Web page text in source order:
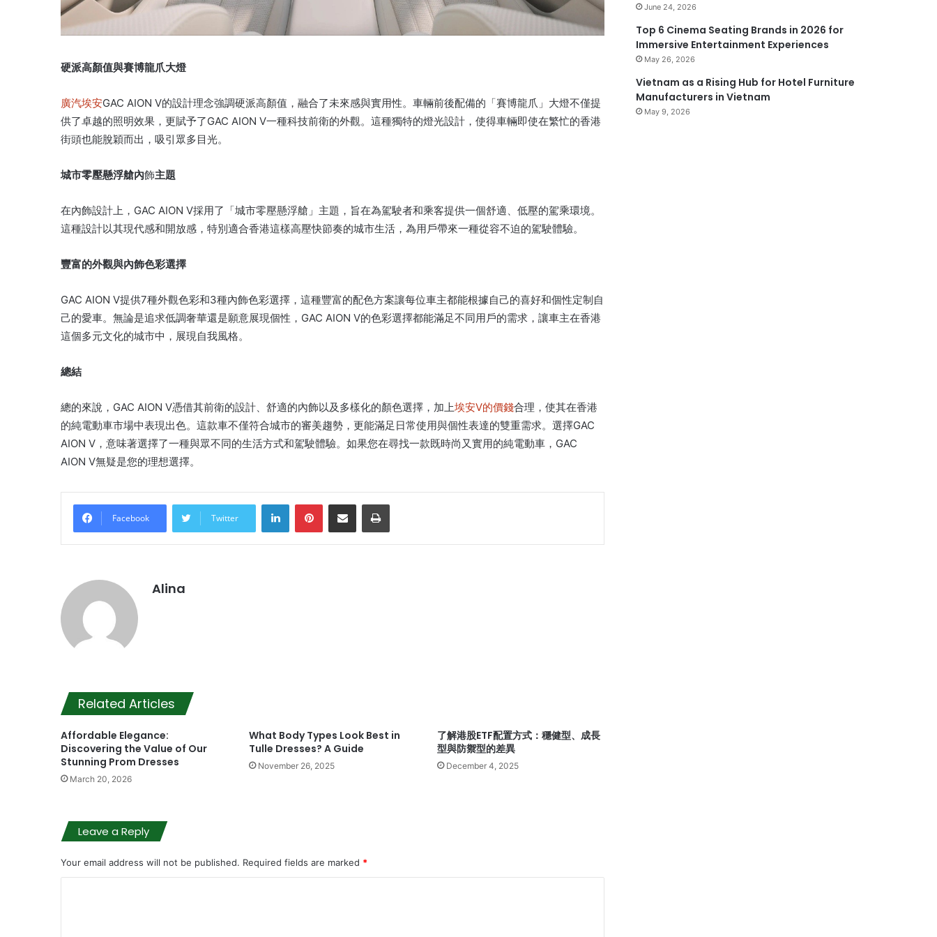
硬派高顏值與賽博龍爪大燈
廣汽埃安GAC AION V的設計理念強調硬派高顏值，融合了未來感與實用性。車輛前後配備的「賽博龍爪」大燈不僅提
供了卓越的照明效果，更賦予了GAC AION V一種科技前衛的外觀。這種獨特的燈光設計，使得車輛即使在繁忙的香港
街頭也能脫穎而出，吸引眾多目光。
城市零壓懸浮艙內飾主題
在內飾設計上，GAC AION V採用了「城市零壓懸浮艙」主題，旨在為駕駛者和乘客提供一個舒適、低壓的駕乘環境。
這種設計以其現代感和開放感，特別適合香港這樣高壓快節奏的城市生活，為用戶帶來一種從容不迫的駕駛體驗。
豐富的外觀與內飾色彩選擇
GAC AION V提供7種外觀色彩和3種內飾色彩選擇，這種豐富的配色方案讓每位車主都能根據自己的喜好和個性定制自
己的愛車。無論是追求低調奢華還是願意展現個性，GAC AION V的色彩選擇都能滿足不同用戶的需求，讓車主在香港
這個多元文化的城市中，展現自我風格。
總結
總的來說，GAC AION V憑借其前衛的設計、舒適的內飾以及多樣化的顏色選擇，加上埃安V的價錢合理，使其在香港
的純電動車市場中表現出色。這款車不僅符合城市的審美趨勢，更能滿足日常使用與個性表達的雙重需求。選擇GAC
AION V，意味著選擇了一種與眾不同的生活方式和駕駛體驗。如果您在尋找一款既時尚又實用的純電動車，GAC
AION V無疑是您的理想選擇。
Facebook Twitter
LinkedInPinterestShare via Email Print
Alina
Related Articles
Affordable Elegance:
Discovering the Value of Our
Stunning Prom Dresses
March 20, 2026
What Body Types Look Best in
Tulle Dresses? A Guide
November 26, 2025
了解港股ETF配置方式：穩健型、成長
型與防禦型的差異
December 4, 2025
Leave a Reply
Your email address will not be published. Required fields are marked *
June 24, 2026
Top 6 Cinema Seating Brands in 2026 for
Immersive Entertainment Experiences
May 26, 2026
Vietnam as a Rising Hub for Hotel Furniture
Manufacturers in Vietnam
May 9, 2026